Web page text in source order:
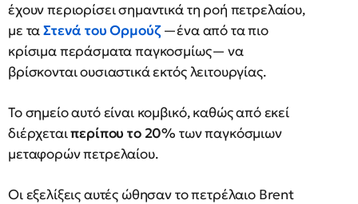
έχουν περιορίσει σημαντικά τη ροή πετρελαίου,
με ταΣτενά του Ορμούζ—ένα από τα πιο
κρίσιμα περάσματα παγκοσμίως— να
βρίσκονται ουσιαστικά εκτός λειτουργίας.
Το σημείο αυτό είναι κομβικό, καθώς από εκεί
διέρχεταιπερίπου το 20% των παγκόσμιων
μεταφορών πετρελαίου.
Οι εξελίξεις αυτές ώθησαν το πετρέλαιο Brent